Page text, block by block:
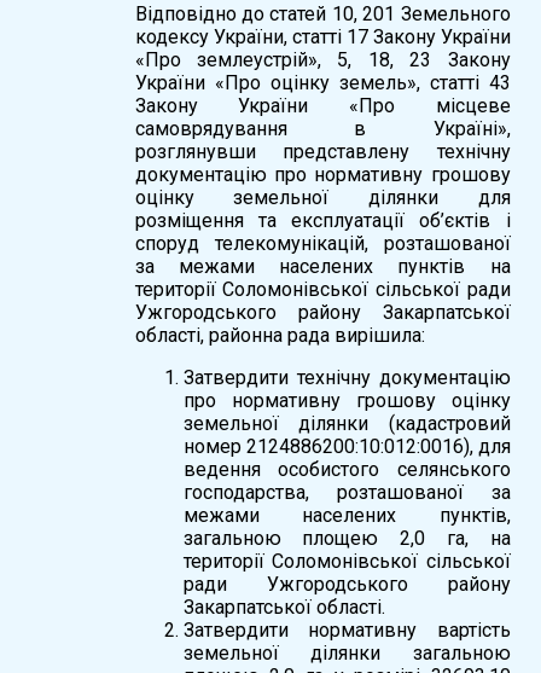
Відповідно до статей 10, 201 Земельного
кодексу України, статті 17 Закону України
«Про землеустрій», 5, 18, 23 Закону
України «Про оцінку земель», статті 43
Закону України «Про місцеве
самоврядування в Україні»,
розглянувши представлену технічну
документацію про нормативну грошову
оцінку земельної ділянки для
розміщення та експлуатації об’єктів і
споруд телекомунікацій, розташованої
за межами населених пунктів на
території Соломонівської сільської ради
Ужгородського району Закарпатської
області, районна рада вирішила:
Затвердити технічну документацію
про нормативну грошову оцінку
земельної ділянки (кадастровий
номер 2124886200:10:012:0016), для
ведення особистого селянського
господарства, розташованої за
межами населених пунктів,
загальною площею 2,0 га, на
території Соломонівської сільської
ради Ужгородського району
Закарпатської області.
Затвердити нормативну вартість
земельної ділянки загальною